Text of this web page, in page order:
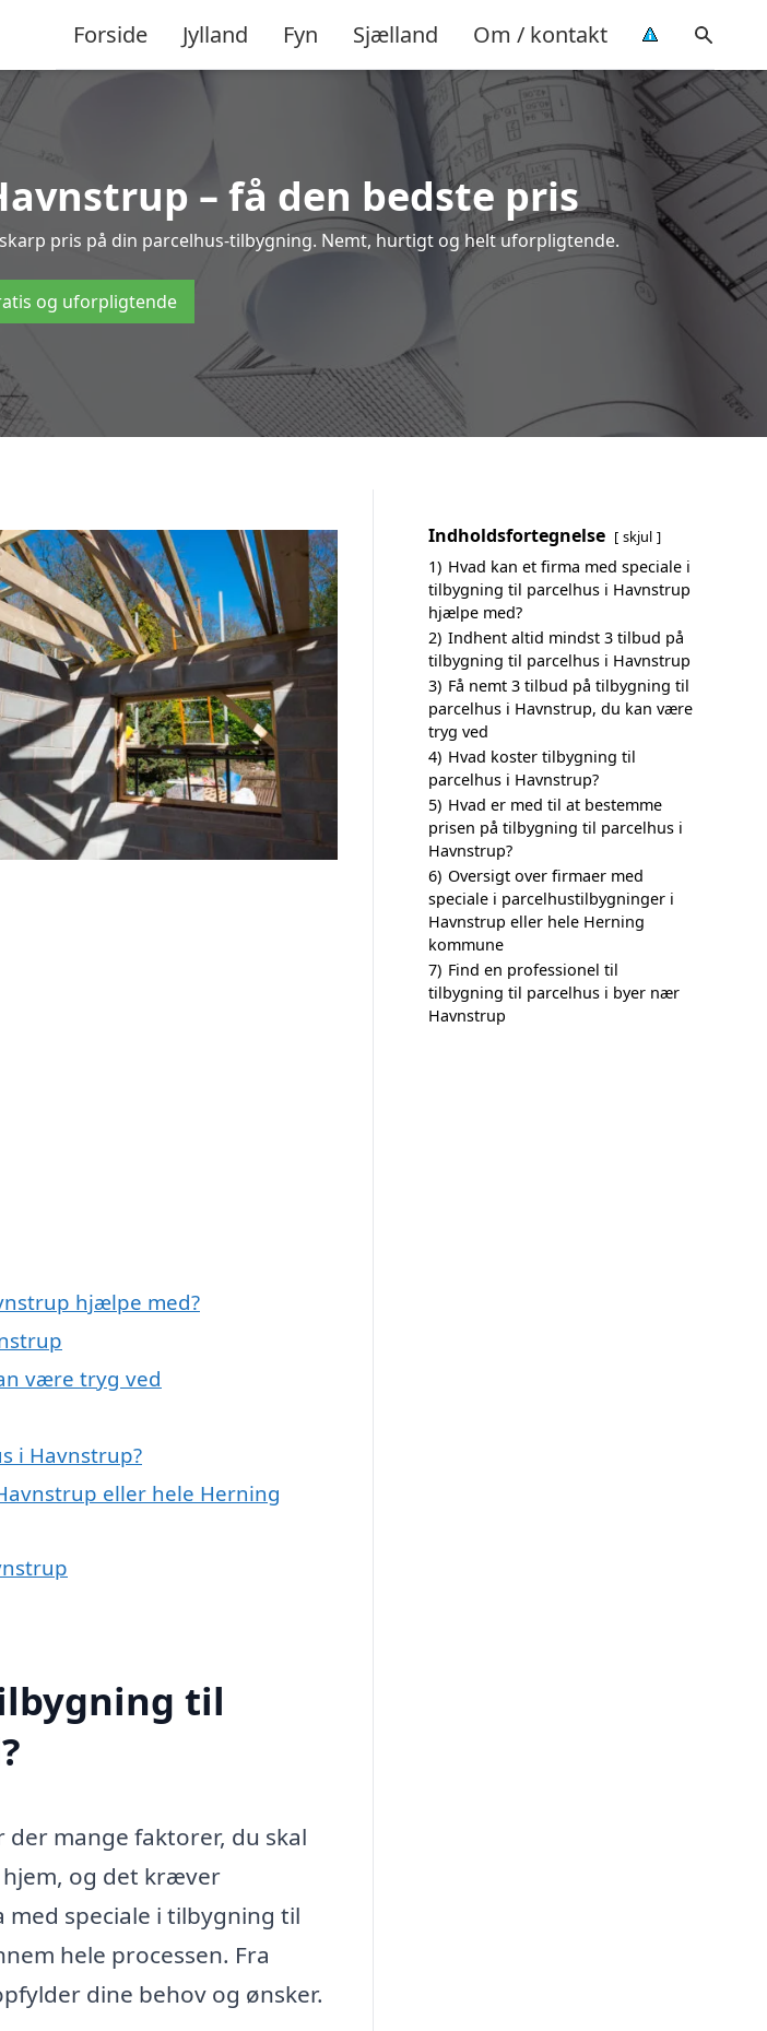
Forside Jylland Fyn Sjælland Om / kontakt
– få den bedste pris
pris på din parcelhus-tilbygning. Nemt, hurtigt og helt uforpligtende.
og uforpligtende
hjælpe med?
være tryg ved
i Havnstrup?
eller hele Herning
til
der mange faktorer, du skal
og det kræver
speciale i tilbygning til
hele processen. Fra
dine behov og ønsker.
Indholdsfortegnelse skjul
1) Hvad kan et firma med speciale i
tilbygning til parcelhus i Havnstrup
hjælpe med?
2) Indhent altid mindst 3 tilbud på
tilbygning til parcelhus i Havnstrup
3) Få nemt 3 tilbud på tilbygning til
parcelhus i Havnstrup, du kan være
tryg ved
4) Hvad koster tilbygning til
parcelhus i Havnstrup?
5) Hvad er med til at bestemme
prisen på tilbygning til parcelhus i
Havnstrup?
6) Oversigt over firmaer med
speciale i parcelhustilbygninger i
Havnstrup eller hele Herning
kommune
7) Find en professionel til
tilbygning til parcelhus i byer nær
Havnstrup